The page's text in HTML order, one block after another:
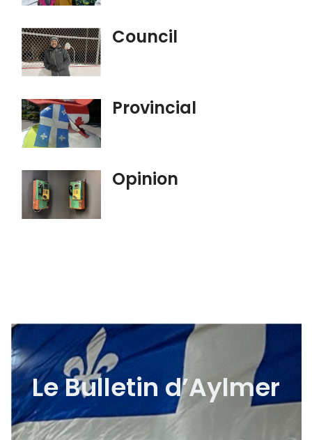
Council
Provincial
Opinion
Le Bulletin d’Aylmer